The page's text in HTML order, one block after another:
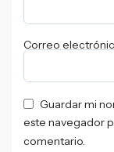
Correo
Guardar mi
este navegador
comentario.